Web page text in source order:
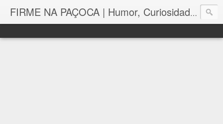
FIRME NA PAÇOCA | Humor, Curiosidades, Tutoriais e Muito mais